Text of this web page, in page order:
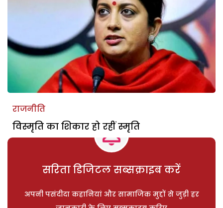
राजनीति
विस्मृति का शिकार हो रहीं स्मृति
सरिता डिजिटल सब्सक्राइब करें
अपनी पसंदीदा कहानियां और सामाजिक मुद्दों से जुड़ी हर